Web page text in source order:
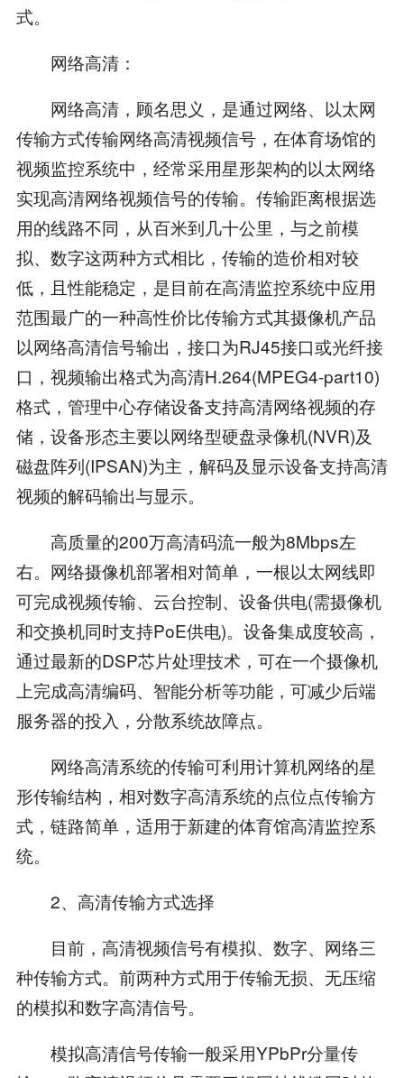
式。
网络高清：
网络高清，顾名思义，是通过网络、以太网
传输方式传输网络高清视频信号，在体育场馆的
视频监控系统中，经常采用星形架构的以太网络
实现高清网络视频信号的传输。传输距离根据选
用的线路不同，从百米到几十公里，与之前模
拟、数字这两种方式相比，传输的造价相对较
低，且性能稳定，是目前在高清监控系统中应用
范围最广的一种高性价比传输方式其摄像机产品
以网络高清信号输出，接口为RJ45接口或光纤接
口，视频输出格式为高清H.264(MPEG4-part10)
格式，管理中心存储设备支持高清网络视频的存
储，设备形态主要以网络型硬盘录像机(NVR)及
磁盘阵列(IPSAN)为主，解码及显示设备支持高清
视频的解码输出与显示。
高质量的200万高清码流一般为8Mbps左
右。网络摄像机部署相对简单，一根以太网线即
可完成视频传输、云台控制、设备供电(需摄像机
和交换机同时支持PoE供电)。设备集成度较高，
通过最新的DSP芯片处理技术，可在一个摄像机
上完成高清编码、智能分析等功能，可减少后端
服务器的投入，分散系统故障点。
网络高清系统的传输可利用计算机网络的星
形传输结构，相对数字高清系统的点位点传输方
式，链路简单，适用于新建的体育馆高清监控系
统。
2、高清传输方式选择
目前，高清视频信号有模拟、数字、网络三
种传输方式。前两种方式用于传输无损、无压缩
的模拟和数字高清信号。
模拟高清信号传输一般采用YPbPr分量传